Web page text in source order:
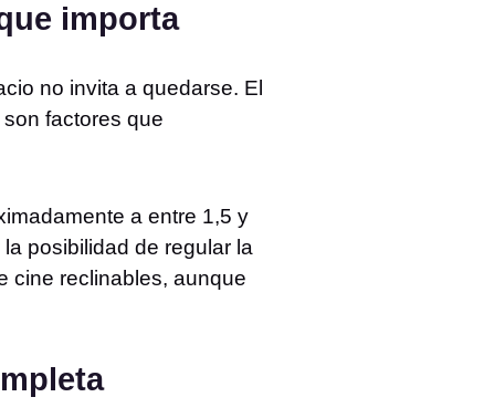
importa
no invita a quedarse. El
factores que
a entre 1,5 y
posibilidad de regular la
cine reclinables, aunque